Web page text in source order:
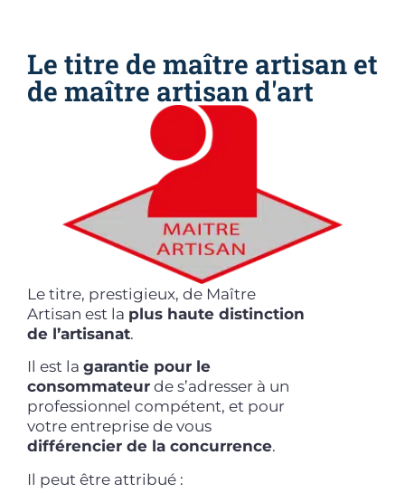
Le titre de maître artisan et
de maître artisan d'art
Le titre, prestigieux, de Maître
Artisan est la plus haute distinction
de l’artisanat.
Il est la garantie pour le
consommateur de s’adresser à un
professionnel compétent, et pour
votre entreprise de vous
différencier de la concurrence.
Il peut être attribué :